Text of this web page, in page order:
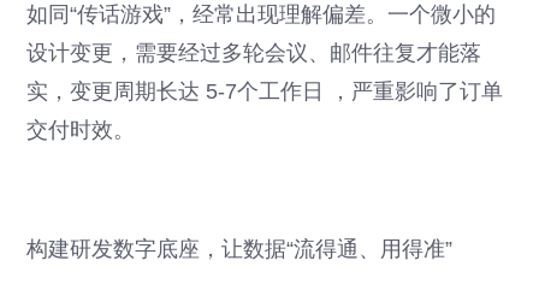
如同“传话游戏”，经常出现理解偏差。一个微小的
设计变更，需要经过多轮会议、邮件往复才能落
实，变更周期长达 5-7个工作日 ，严重影响了订单
交付时效。
构建研发数字底座，让数据“流得通、用得准”